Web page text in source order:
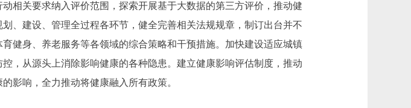
相关要求纳入评价范围，探索开展基于大数据的第三方评价，推动健
、建设、管理全过程各环节，健全完善相关法规规章，制订出台并不
健身、养老服务等各领域的综合策略和干预措施。加快建设适应城镇
，从源头上消除影响健康的各种隐患。建立健康影响评估制度，推动
影响，全力推动将健康融入所有政策。